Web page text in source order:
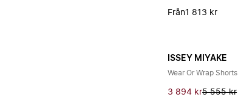
Från1 813 kr
ISSEY MIYAKE
Wear Or Wrap Shorts
3 894 kr5 555 kr